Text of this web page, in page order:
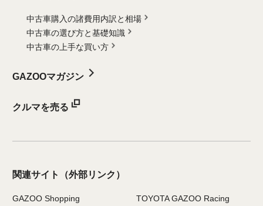
中古車購入の諸費用内訳と相場
中古車の選び方と基礎知識
中古車の上手な買い方
GAZOOマガジン
クルマを売る
関連サイト （外部リンク）
GAZOO Shopping TOYOTA GAZOO Racing